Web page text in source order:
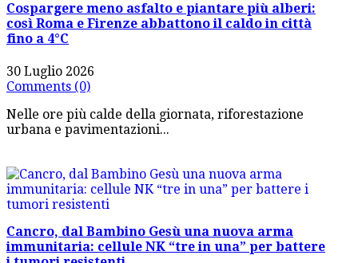
Cospargere meno asfalto e piantare più alberi:
così Roma e Firenze abbattono il caldo in città
fino a 4°C
30 Luglio 2026
Comments (0)
Nelle ore più calde della giornata, riforestazione
urbana e pavimentazioni...
Cancro, dal Bambino Gesù una nuova arma
immunitaria: cellule NK “tre in una” per battere